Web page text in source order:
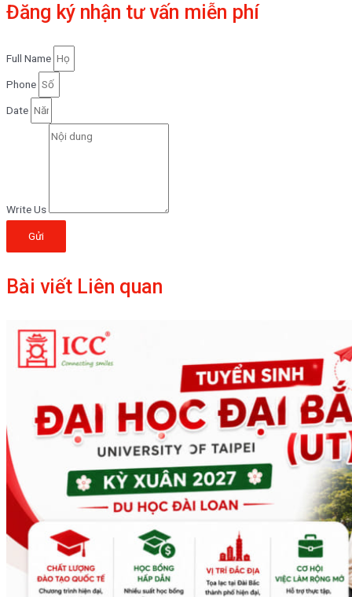
Đăng ký nhận tư vấn miễn phí
Full Name
Phone
Date
Write Us
Gửi
Bài viết Liên quan